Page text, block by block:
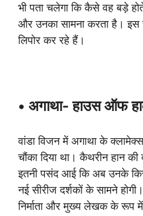
भी पता चलेगा कि कैसे वह बड़े
और उनका सामना करता है। इस
लिपोर कर रहे हैं।
• अगाथा- हाउस ऑफ
वांडा विजन में अगाथा के क्लामेक्स
चौंका दिया था। कैथरीन हान की
इतनी पसंद आई कि अब उनके
नई सीरीज दर्शकों के सामने
निर्माता और मुख्य लेखक के रूप में